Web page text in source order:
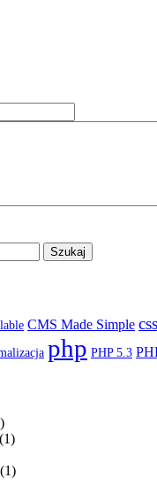
CMS Made Simple css
php PHP 5.3
(1)
(1)